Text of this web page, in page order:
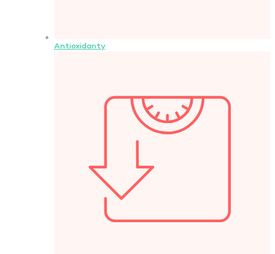
Antioxidanty